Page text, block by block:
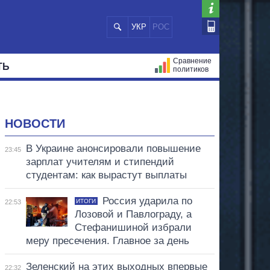
УКР РОС
Сравнение
политиков
НОВОСТИ
23:45
В Украине анонсировали повышение
зарплат учителям и стипендий
студентам: как вырастут выплаты
22:53 ИТОГИ
Россия ударила по
Лозовой и Павлограду, а
Стефанишиной избрали
меру пресечения. Главное за день
22:32
Зеленский на этих выходных впервые